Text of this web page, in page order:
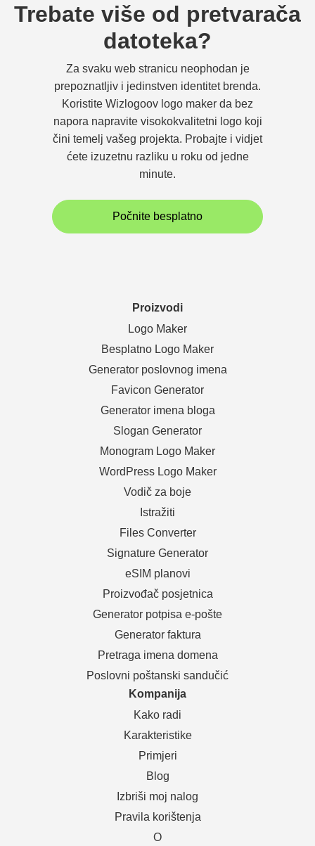
Trebate više od pretvarača
datoteka?
Za svaku web stranicu neophodan je
prepoznatljiv i jedinstven identitet brenda.
Koristite Wizlogoov logo maker da bez
napora napravite visokokvalitetni logo koji
čini temelj vašeg projekta. Probajte i vidjet
ćete izuzetnu razliku u roku od jedne
minute.
Počnite besplatno
Proizvodi
Logo Maker
Besplatno Logo Maker
Generator poslovnog imena
Favicon Generator
Generator imena bloga
Slogan Generator
Monogram Logo Maker
WordPress Logo Maker
Vodič za boje
Istražiti
Files Converter
Signature Generator
eSIM planovi
Proizvođač posjetnica
Generator potpisa e-pošte
Generator faktura
Pretraga imena domena
Poslovni poštanski sandučić
Kompanija
Kako radi
Karakteristike
Primjeri
Blog
Izbriši moj nalog
Pravila korištenja
O